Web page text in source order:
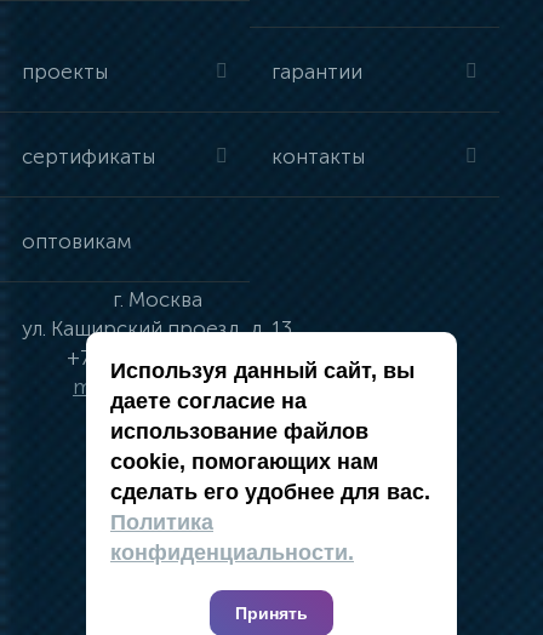
проекты гарантии
сертификаты контакты
оптовикам
г. Москва
ул. Каширский проезд, д. 13
+7 (495) 134-41-83
moskva@vincci.ru
политика в отношении обработки
персональных данных
публичная оферта
карта сайта
Используя данный сайт, вы
даете согласие на
использование файлов
cookie, помогающих нам
сделать его удобнее для вас.
Политика
конфиденциальности.
Принять